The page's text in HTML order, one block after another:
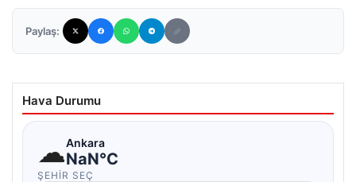
Paylaş:
Hava Durumu
☁Ankara
NaN°C
ŞEHIR SEÇ